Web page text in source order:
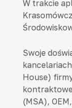
W trakcie
Swoje
House)
(MSA),